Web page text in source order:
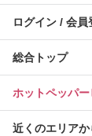
ログイン / 会員
総合トップ
ホットペッパ
近くのエリア